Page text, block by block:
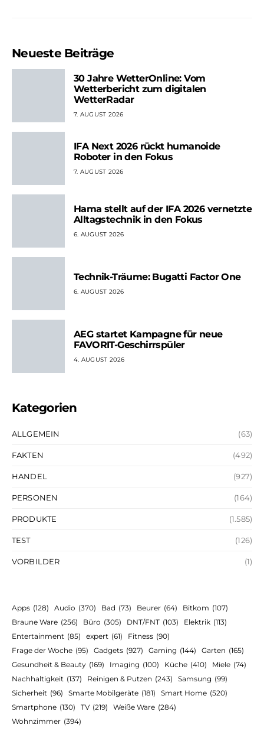
Neueste Beiträge
30 Jahre WetterOnline: Vom
Wetterbericht zum digitalen
WetterRadar
7. AUGUST 2026
IFA Next 2026 rückt humanoide
Roboter in den Fokus
7. AUGUST 2026
Hama stellt auf der IFA 2026 vernetzte
Alltagstechnik in den Fokus
6. AUGUST 2026
Technik-Träume: Bugatti Factor One
6. AUGUST 2026
AEG startet Kampagne für neue
FAVORIT-Geschirrspüler
4. AUGUST 2026
Kategorien
ALLGEMEIN (63)
FAKTEN (492)
HANDEL (927)
PERSONEN (164)
PRODUKTE (1.585)
TEST (126)
VORBILDER (1)
Apps (128) Audio (370) Bad (73) Beurer (64) Bitkom (107)
Braune Ware (256) Büro (305) DNT/FNT (103) Elektrik (113)
Entertainment (85) expert (61) Fitness (90)
Frage der Woche (95) Gadgets (927) Gaming (144) Garten (165)
Gesundheit & Beauty (169) Imaging (100) Küche (410) Miele (74)
Nachhaltigkeit (137) Reinigen & Putzen (243) Samsung (99)
Sicherheit (96) Smarte Mobilgeräte (181) Smart Home (520)
Smartphone (130) TV (219) Weiße Ware (284)
Wohnzimmer (394)